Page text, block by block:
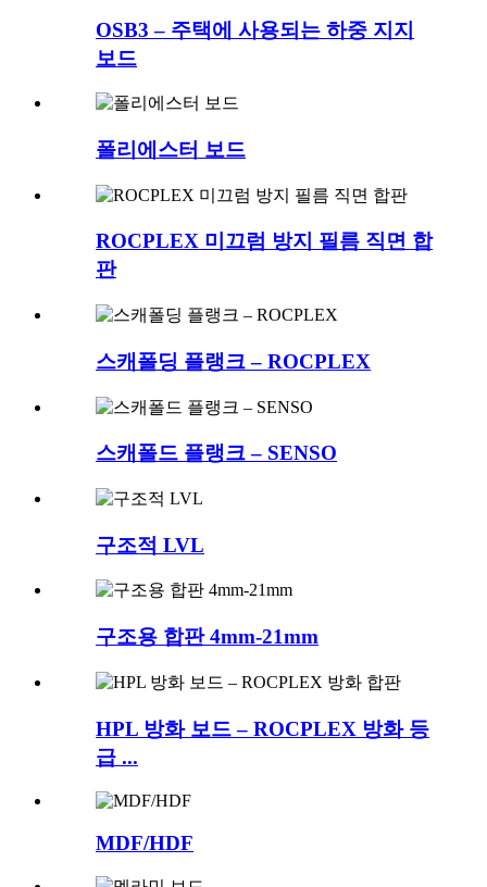
OSB3 – 주택에 사용되는 하중 지지
보드
폴리에스터 보드
ROCPLEX 미끄럼 방지 필름 직면 합
판
스캐폴딩 플랭크 – ROCPLEX
스캐폴드 플랭크 – SENSO
구조적 LVL
구조용 합판 4mm-21mm
HPL 방화 보드 – ROCPLEX 방화 등
급 ...
MDF/HDF